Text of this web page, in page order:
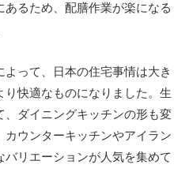
るため、配膳作業が楽になる
って、日本の住宅事情は大き
り快適なものになりました。生
ダイニングキッチンの形も変
ウンターキッチンやアイラン
バリエーションが人気を集めて